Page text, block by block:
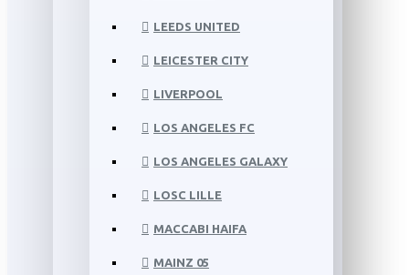
LEEDS UNITED
LEICESTER CITY
LIVERPOOL
LOS ANGELES FC
LOS ANGELES GALAXY
LOSC LILLE
MACCABI HAIFA
MAINZ 05